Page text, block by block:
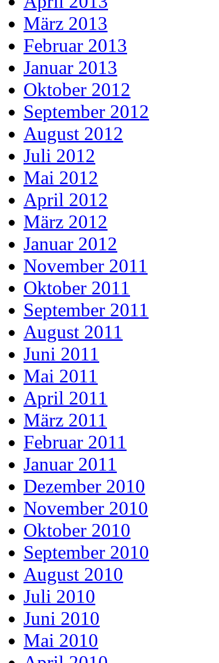
März 2013
Februar 2013
Januar 2013
Oktober 2012
September 2012
August 2012
Juli 2012
Mai 2012
April 2012
März 2012
Januar 2012
November 2011
Oktober 2011
September 2011
August 2011
Juni 2011
Mai 2011
April 2011
März 2011
Februar 2011
Januar 2011
Dezember 2010
November 2010
Oktober 2010
September 2010
August 2010
Juli 2010
Juni 2010
Mai 2010